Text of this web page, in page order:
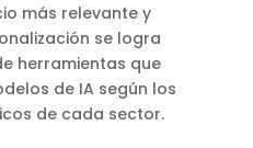
más relevante y
se logra
herramientas que
de IA según los
de cada sector.